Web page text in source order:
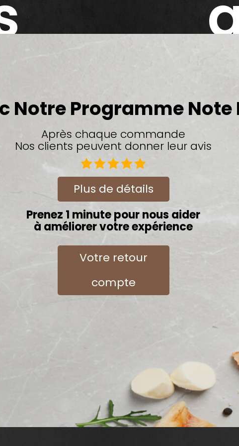
Notre Programme Note
Après chaque commande
Nos clients peuvent donner leur avis
Plus de détails
Prenez 1 minute pour nous aider
à améliorer votre expérience
Votre retour
compte